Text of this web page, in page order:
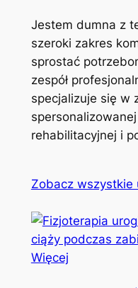
Jestem dumna z
szeroki zakres
sprostać
zespół
specjalizuje się w
rehabilitacyjnej i
Zobacz wszystkie
Więcej